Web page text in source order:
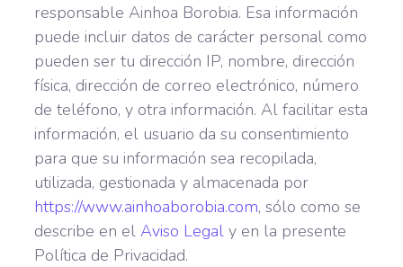
responsable Ainhoa Borobia. Esa información
puede incluir datos de carácter personal como
pueden ser tu dirección IP, nombre, dirección
física, dirección de correo electrónico, número
de teléfono, y otra información. Al facilitar esta
información, el usuario da su consentimiento
para que su información sea recopilada,
utilizada, gestionada y almacenada por
https://www.ainhoaborobia.com, sólo como se
describe en el Aviso Legal y en la presente
Política de Privacidad.